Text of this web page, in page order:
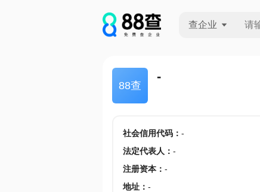
查企业
88查
-
社会信用代码： -
法定代表人 ： -
注册资本： -
地址： -